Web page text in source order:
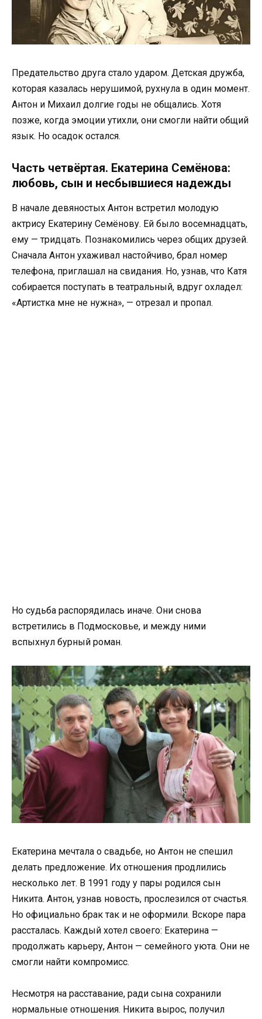
Предательство друга стало ударом. Детская дружба,
которая казалась нерушимой, рухнула в один момент.
Антон и Михаил долгие годы не общались. Хотя
позже, когда эмоции утихли, они смогли найти общий
язык. Но осадок остался.
Часть четвёртая. Екатерина Семёнова:
любовь, сын и несбывшиеся надежды
В начале девяностых Антон встретил молодую
актрису Екатерину Семёнову. Ей было восемнадцать,
ему — тридцать. Познакомились через общих друзей.
Сначала Антон ухаживал настойчиво, брал номер
телефона, приглашал на свидания. Но, узнав, что Катя
собирается поступать в театральный, вдруг охладел:
«Артистка мне не нужна», — отрезал и пропал.
Но судьба распорядилась иначе. Они снова
встретились в Подмосковье, и между ними
вспыхнул бурный роман.
Екатерина мечтала о свадьбе, но Антон не спешил
делать предложение. Их отношения продлились
несколько лет. В 1991 году у пары родился сын
Никита. Антон, узнав новость, прослезился от счастья.
Но официально брак так и не оформили. Вскоре пара
рассталась. Каждый хотел своего: Екатерина —
продолжать карьеру, Антон — семейного уюта. Они не
смогли найти компромисс.
Несмотря на расставание, ради сына сохранили
нормальные отношения. Никита вырос, получил